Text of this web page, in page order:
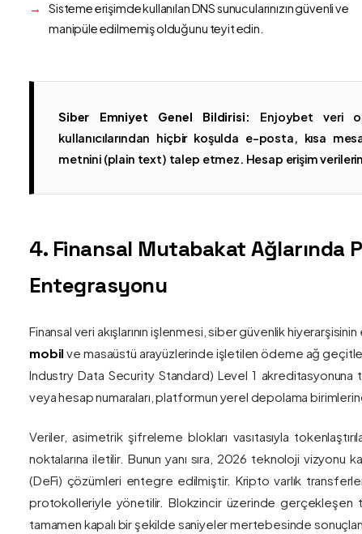
Sisteme erişimde kullanılan DNS sunucularınızın güvenli ve
manipüle edilmemiş olduğunu teyit edin.
Siber Emniyet Genel Bildirisi: Enjoybet veri
kullanıcılarından hiçbir koşulda e-posta, kısa
metnini (plain text) talep etmez. Hesap erişim
4. Finansal Mutabakat Ağlarında
Entegrasyonu
Finansal veri akışlarının işlenmesi, siber güvenlik
mobil ve masaüstü arayüzlerinde işletilen ödeme ağ
Industry Data Security Standard) Level 1 akreditasyonuna
veya hesap numaraları, platformun yerel depolama
Veriler, asimetrik şifreleme blokları vasıtasıyla
noktalarına iletilir. Bunun yanı sıra, 2026 teknoloji
(DeFi) çözümleri entegre edilmiştir. Kripto varlık
protokolleriyle yönetilir. Blokzincir üzerinde
tamamen kapalı bir şekilde saniyeler mertebesinde